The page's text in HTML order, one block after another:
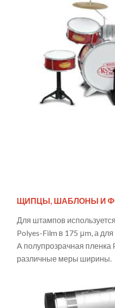
ЩИПЦЫ, ШАБЛОНЫ И
Для штампов
Polyes-Film в 175 μm, а
A полупрозрачная пленка
различные меры ширины.